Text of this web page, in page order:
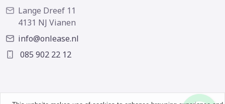
Lange Dreef 11
4131 NJ Vianen
info@onlease.nl
085 902 22 12